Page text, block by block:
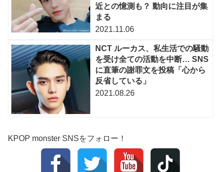
近との憶測も？ 動向に注目が集
まる
2021.11.06
NCT ルーカス、私生活での騒動
を受け全ての活動を中断… SNS
に直筆の謝罪文を投稿「心から
反省している」
2021.08.26
KPOP monster SNSをフォロー！